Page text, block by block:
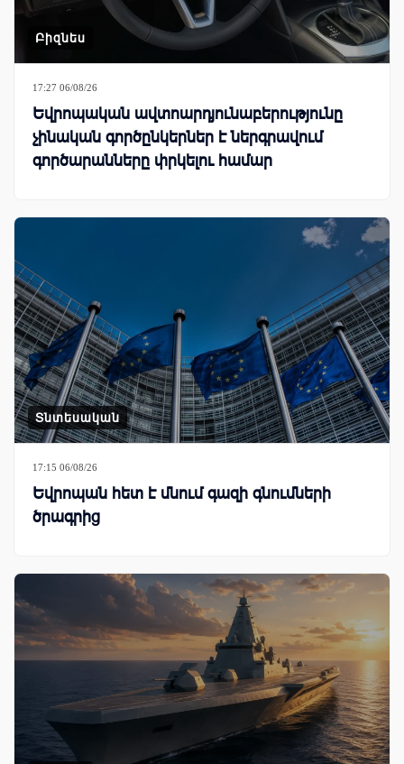
Բիզնես
17:27 06/08/26
Եվրոպական ավտոարդյունաբերությունը
չինական գործընկերներ է ներգրավում
գործարանները փրկելու համար
Տնտեսական
17:15 06/08/26
Եվրոպան հետ է մնում գազի գնումների
ծրագրից